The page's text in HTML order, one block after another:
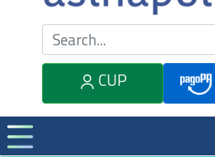
Cerca nel sito
CUP